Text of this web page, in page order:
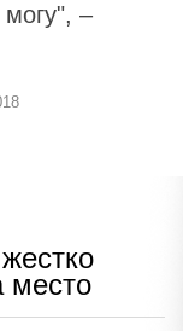
могу", –
место